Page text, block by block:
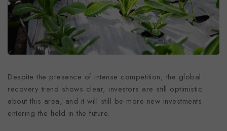
Despite the presence of intense competition, the global
recovery trend shows clear, investors are still optimistic
about this area, and it will still be more new investments
entering the field in the future.